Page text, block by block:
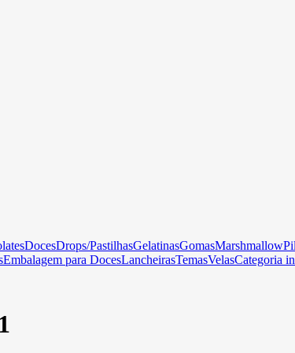
DocesDrops/PastilhasGelatinasGomasMarshmallow
Embalagem para DocesLancheirasTemasVelasCategoria